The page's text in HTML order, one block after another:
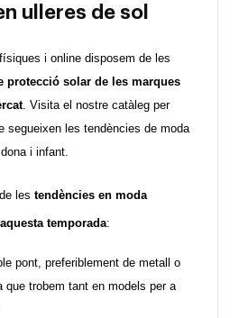
ulleres de sol
protecció solar de les marques
. Visita el nostre catàleg per
segueixen les tendències de moda
i infant.
les tendències en moda
temporada:
pont, preferiblement de metall o
que trobem tant en models per a